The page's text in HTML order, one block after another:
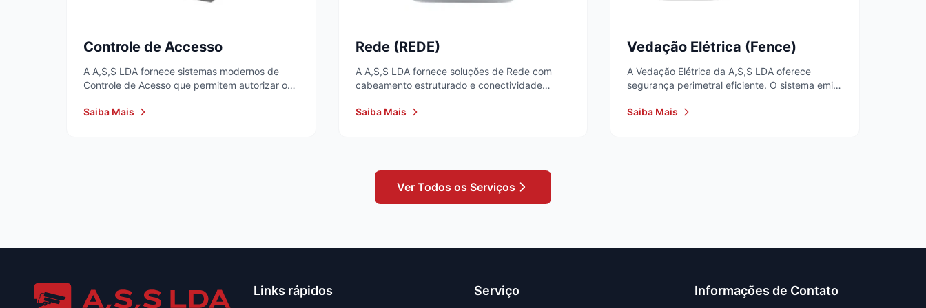
Controle de Accesso
A A,S,S LDA fornece sistemas modernos de
Controle de Acesso que permitem autorizar ou
Saiba Mais
Rede (REDE)
A A,S,S LDA fornece soluções de Rede com
cabeamento estruturado e conectividade
Saiba Mais
Vedação Elétrica (Fence)
A Vedação Elétrica da A,S,S LDA oferece
segurança perimetral eficiente. O sistema emite
Saiba Mais
Ver Todos os Serviços
Links rápidos Serviço Informações de Contato